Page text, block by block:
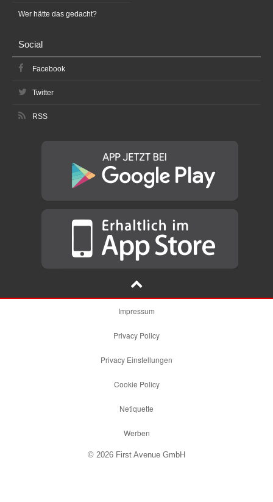
Wer hätte das gedacht?
Social
Facebook
Twitter
RSS
Impressum
Privacy Policy
Privacy Einstellungen
Cookie Policy
Netiquette
Werben
© 2026 First Avenue GmbH